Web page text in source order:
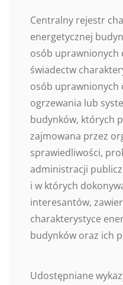
Centralny rejestr
energetycznej
osób uprawnionych
świadectw
osób
ogrzewania lub
budynków, których
zajmowana przez
sprawiedliwości,
administracji
i w których
interesantów,
charakterystyce
budynków oraz ich
Udostępniane